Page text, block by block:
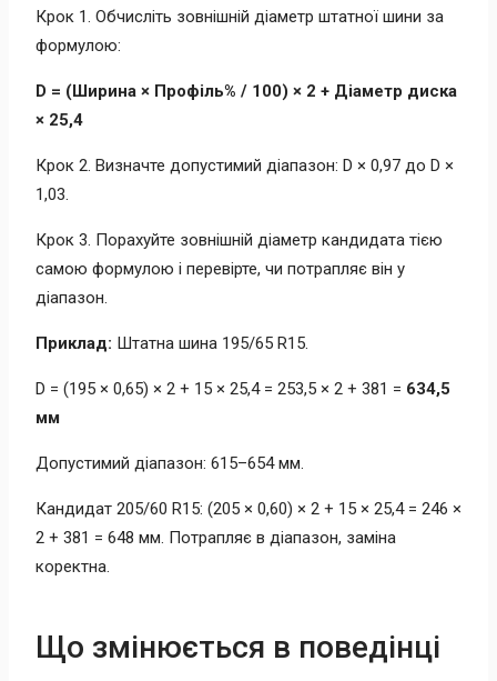
Крок 1. Обчисліть зовнішній діаметр штатної шини за
формулою:
D = (Ширина × Профіль% / 100) × 2 + Діаметр диска
× 25,4
Крок 2. Визначте допустимий діапазон: D × 0,97 до D ×
1,03.
Крок 3. Порахуйте зовнішній діаметр кандидата тією
самою формулою і перевірте, чи потрапляє він у
діапазон.
Приклад: Штатна шина 195/65 R15.
D = (195 × 0,65) × 2 + 15 × 25,4 = 253,5 × 2 + 381 = 634,5
мм
Допустимий діапазон: 615–654 мм.
Кандидат 205/60 R15: (205 × 0,60) × 2 + 15 × 25,4 = 246 ×
2 + 381 = 648 мм. Потрапляє в діапазон, заміна
коректна.
Що змінюється в поведінці